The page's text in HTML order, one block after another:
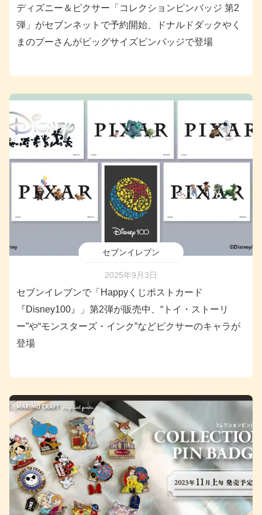
ディズニー＆ピクサー「コレクションピンバッジ 第2
弾」がセブンネットで予約開始、ドナルドダックやく
まのプーさんがビッグサイズピンバッジで登場
セブンイレブン
2025年9月3日
セブンイレブンで「Happyくじポストカード
『Disney100』」第2弾が販売中、“トイ・ストーリ
ー”や“モンスターズ・インク”などピクサーのキャラが
登場